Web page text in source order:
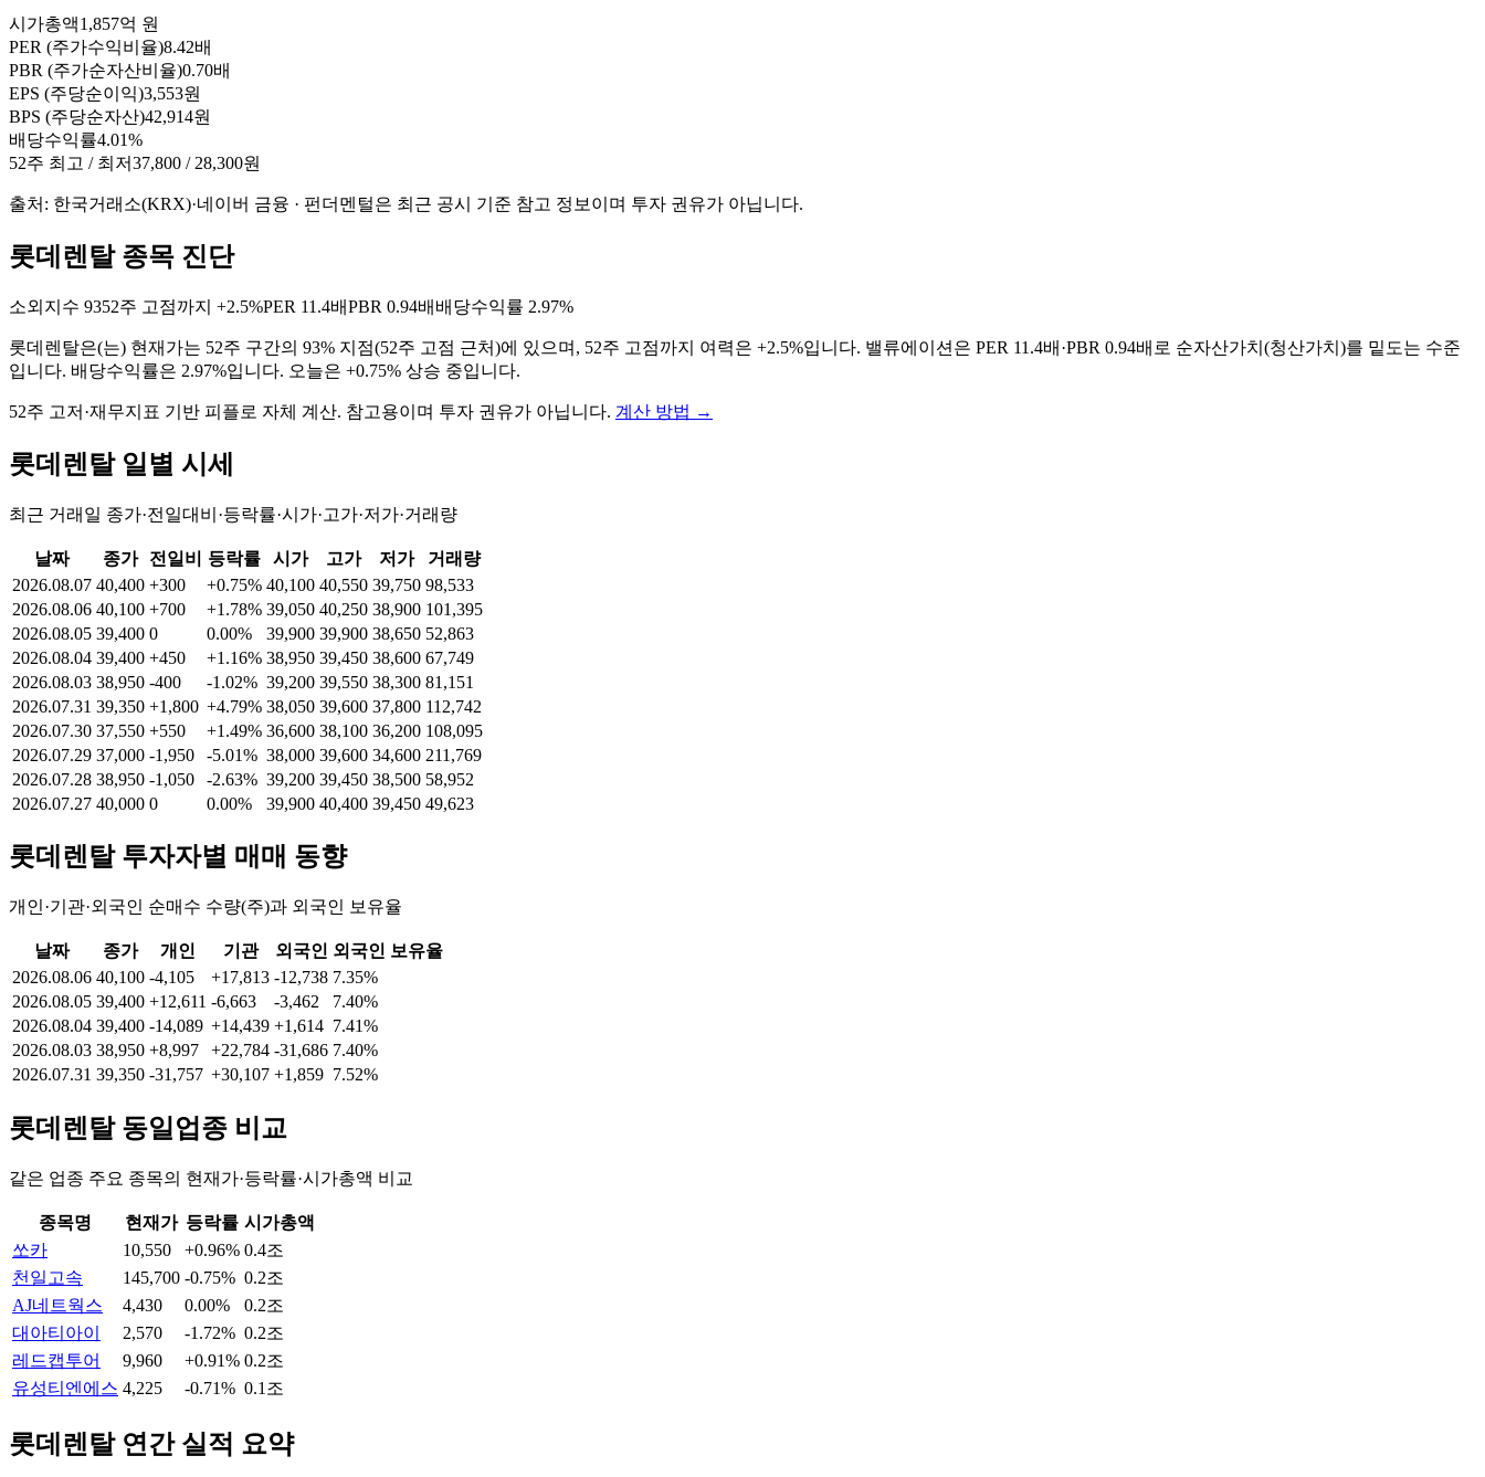
시가총액1,857억 원
PER (주가수익비율)8.42배
PBR (주가순자산비율)0.70배
EPS (주당순이익)3,553원
BPS (주당순자산)42,914원
배당수익률4.01%
52주 최고 / 최저37,800 / 28,300원
출처: 한국거래소(KRX)·네이버 금융 · 펀더멘털은 최근 공시 기준 참고 정보이며 투자 권유가 아닙니다.
롯데렌탈 종목 진단
소외지수 9352주 고점까지 +2.5%PER 11.4배PBR 0.94배 배당수익률 2.97%
롯데렌탈은(는) 현재가는 52주 구간의 93% 지점(52주 고점 근처)에 있으며, 52주 고점까지 여력은 +2.5%입니다. 밸류에이션은 PER 11.4배·PBR 0.94배로 순자산가치(청산가치)를 밑도는 수준
입니다. 배당수익률은 2.97%입니다. 오늘은 +0.75% 상승 중입니다.
52주 고저·재무지표 기반 피플로 자체 계산. 참고용이며 투자 권유가 아닙니다. 계산 방법 →
롯데렌탈일별 시세
최근 거래일 종가·전일대비·등락률·시가·고가·저가·거래량
날짜 종가 전일비 등락률 시가 고가 저가
거래량
2026.08.07 40,400 +300 +0.75% 40,100 40,550 39,750 98,533
2026.08.06 40,100 +700 +1.78% 39,050 40,250 38,900 101,395
2026.08.05 39,400 0 0.00% 39,900 39,900 38,650 52,863
2026.08.04 39,400 +450 +1.16% 38,950 39,450 38,600 67,749
2026.08.03 38,950 -400 -1.02% 39,200 39,550 38,300 81,151
2026.07.31 39,350 +1,800 +4.79% 38,050 39,600 37,800 112,742
2026.07.30 37,550 +550 +1.49% 36,600 38,100 36,200 108,095
2026.07.29 37,000 -1,950 -5.01% 38,000 39,600 34,600 211,769
2026.07.28 38,950 -1,050 -2.63% 39,200 39,450 38,500 58,952
2026.07.27 40,000 0 0.00% 39,900 40,400 39,450 49,623
롯데렌탈투자자별 매매 동향
개인·기관·외국인 순매수 수량(주)과 외국인 보유율
날짜 종가 개인 기관 외국인 외국인 보유율
2026.08.06 40,100 -4,105 +17,813 -12,738 7.35%
2026.08.05 39,400 +12,611 -6,663 -3,462
7.40%
2026.08.04 39,400 -14,089 +14,439 +1,614 7.41%
2026.08.03 38,950 +8,997 +22,784 -31,686 7.40%
2026.07.31 39,350 -31,757 +30,107 +1,859 7.52%
롯데렌탈동일업종 비교
같은 업종 주요 종목의 현재가·등락률·시가총액 비교
종목명 현재가 등락률 시가총액
쏘카
10,550 +0.96% 0.4조
천일고속
145,700 -0.75% 0.2조
AJ네트웍스
4,430 0.00%
0.2조
대아티아이
2,570 -1.72% 0.2조
레드캡투어
9,960 +0.91% 0.2조
유성티엔에스 4,225 -0.71% 0.1조
롯데렌탈연간 실적 요약